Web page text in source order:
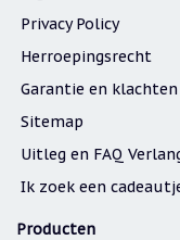
Privacy Policy
Herroepingsrecht
Garantie en klachten
Sitemap
Uitleg en FAQ
Ik zoek een
Producten